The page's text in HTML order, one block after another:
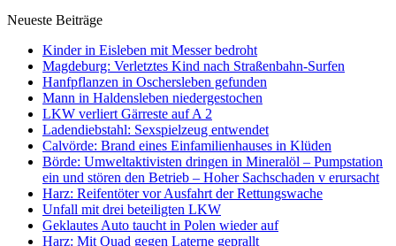
Neueste Beiträge
Kinder in Eisleben mit Messer bedroht
Magdeburg: Verletztes Kind nach Straßenbahn-Surfen
Hanfpflanzen in Oschersleben gefunden
Mann in Haldensleben niedergestochen
LKW verliert Gärreste auf A 2
Ladendiebstahl: Sexspielzeug entwendet
Calvörde: Brand eines Einfamilienhauses in Klüden
Börde: Umweltaktivisten dringen in Mineralöl – Pumpstation
ein und stören den Betrieb – Hoher Sachschaden v erursacht
Harz: Reifentöter vor Ausfahrt der Rettungswache
Unfall mit drei beteiligten LKW
Geklautes Auto taucht in Polen wieder auf
Harz: Mit Quad gegen Laterne geprallt